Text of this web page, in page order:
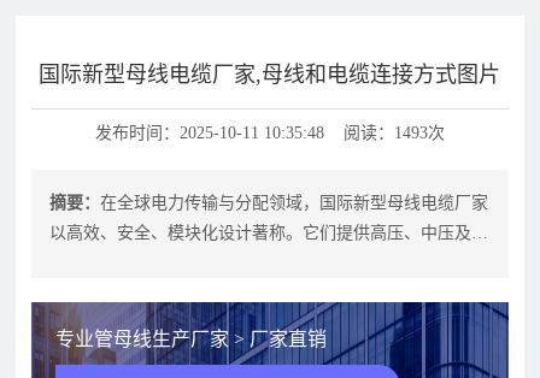
国际新型母线电缆厂家,母线和电缆连接方式图片
发布时间：2025-10-11 10:35:48 阅读：1493次
摘要：在全球电力传输与分配领域，国际新型母线电缆厂家
以高效、安全、模块化设计著称。它们提供高压、中压及低
专业管母线生产厂家 > 厂家直销